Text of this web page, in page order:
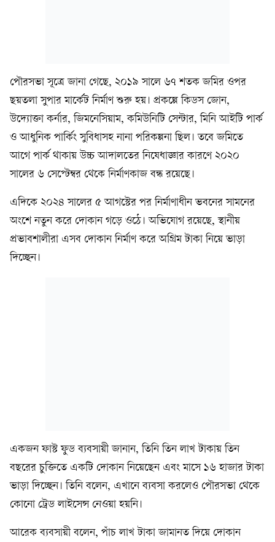
পৌরসভা সূত্রে জানা গেছে, ২০১৯ সালে ৬৭ শতক জমির ওপর
ছয়তলা সুপার মার্কেট নির্মাণ শুরু হয়। প্রকল্পে কিডস জোন,
উদ্যোক্তা কর্নার, জিমনেসিয়াম, কমিউনিটি সেন্টার, মিনি আইটি পার্ক
ও আধুনিক পার্কিং সুবিধাসহ নানা পরিকল্পনা ছিল। তবে জমিতে
আগে পার্ক থাকায় উচ্চ আদালতের নিষেধাজ্ঞার কারণে ২০২০
সালের ৬ সেপ্টেম্বর থেকে নির্মাণকাজ বন্ধ রয়েছে।
এদিকে ২০২৪ সালের ৫ আগস্টের পর নির্মাণাধীন ভবনের সামনের
অংশে নতুন করে দোকান গড়ে ওঠে। অভিযোগ রয়েছে, স্থানীয়
প্রভাবশালীরা এসব দোকান নির্মাণ করে অগ্রিম টাকা নিয়ে ভাড়া
দিচ্ছেন।
একজন ফাস্ট ফুড ব্যবসায়ী জানান, তিনি তিন লাখ টাকায় তিন
বছরের চুক্তিতে একটি দোকান নিয়েছেন এবং মাসে ১৬ হাজার টাকা
ভাড়া দিচ্ছেন। তিনি বলেন, এখানে ব্যবসা করলেও পৌরসভা থেকে
কোনো ট্রেড লাইসেন্স নেওয়া হয়নি।
আরেক ব্যবসায়ী বলেন, পাঁচ লাখ টাকা জামানত দিয়ে দোকান